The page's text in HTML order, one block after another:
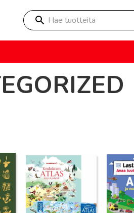
Hae tuotteita
Lue lisää Lue